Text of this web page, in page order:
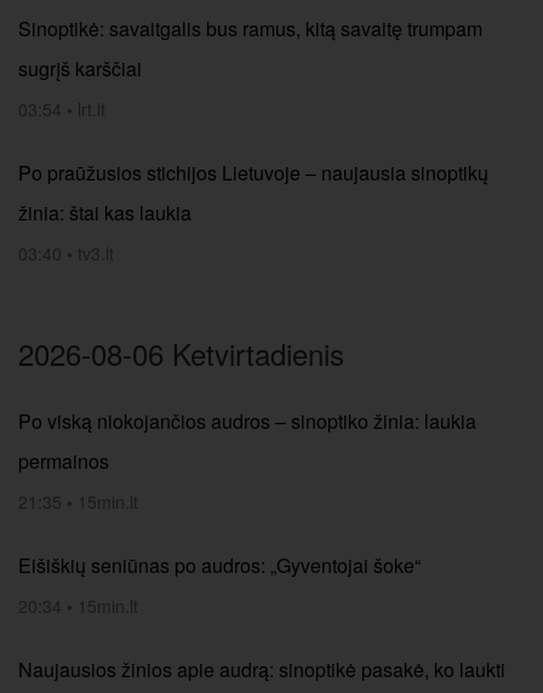
Sinoptikė: savaitgalis bus ramus, kitą savaitę trumpam
sugrįš karščiai
03:54 • lrt.lt
Po praūžusios stichijos Lietuvoje – naujausia sinoptikų
žinia: štai kas laukia
03:40 • tv3.lt
2026-08-06 Ketvirtadienis
Po viską niokojančios audros – sinoptiko žinia: laukia
permainos
21:35 • 15min.lt
Eišiškių seniūnas po audros: „Gyventojai šoke“
20:34 • 15min.lt
Naujausios žinios apie audrą: sinoptikė pasakė, ko laukti